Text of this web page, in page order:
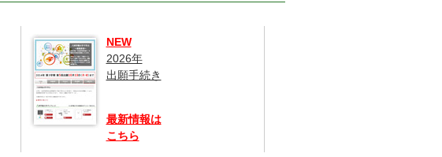
NEW
2026年
出願手続き
最新情報は
こちら